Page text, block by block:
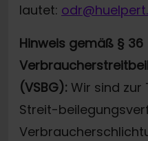
lautet:
Hinweis gemäß § 36
(VSBG): Wir sind zur
Streit-